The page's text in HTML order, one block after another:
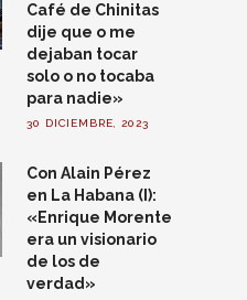
Café de Chinitas
dije que o me
dejaban tocar
solo o no tocaba
para nadie»
30 DICIEMBRE, 2023
Con Alain Pérez
en La Habana (I):
«Enrique Morente
era un visionario
de los de
verdad»